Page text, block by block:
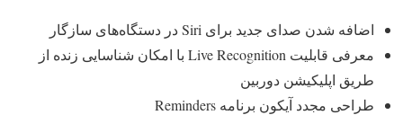
اضافه شدن صدای جدید برای Siri در دستگاه‌های سازگار
معرفی قابلیت Live Recognition با امکان شناسایی زنده از
طریق اپلیکیشن دوربین
طراحی مجدد آیکون برنامه Reminders